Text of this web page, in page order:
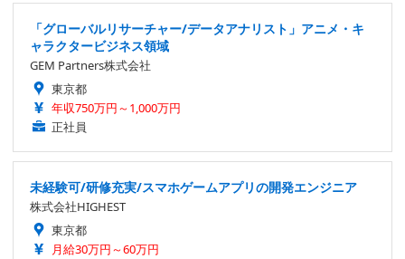
「グローバルリサーチャー/データアナリスト」アニメ・キ
ャラクタービジネス領域
GEM Partners株式会社
東京都
年収750万円～1,000万円
正社員
未経験可/研修充実/スマホゲームアプリの開発エンジニア
株式会社HIGHEST
東京都
月給30万円～60万円